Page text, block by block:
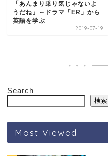
「あんまり乗り気じゃないよ
うだね」～ドラマ「ER」から
英語を学ぶ
2019-07-19
Search
検索
Most Viewed